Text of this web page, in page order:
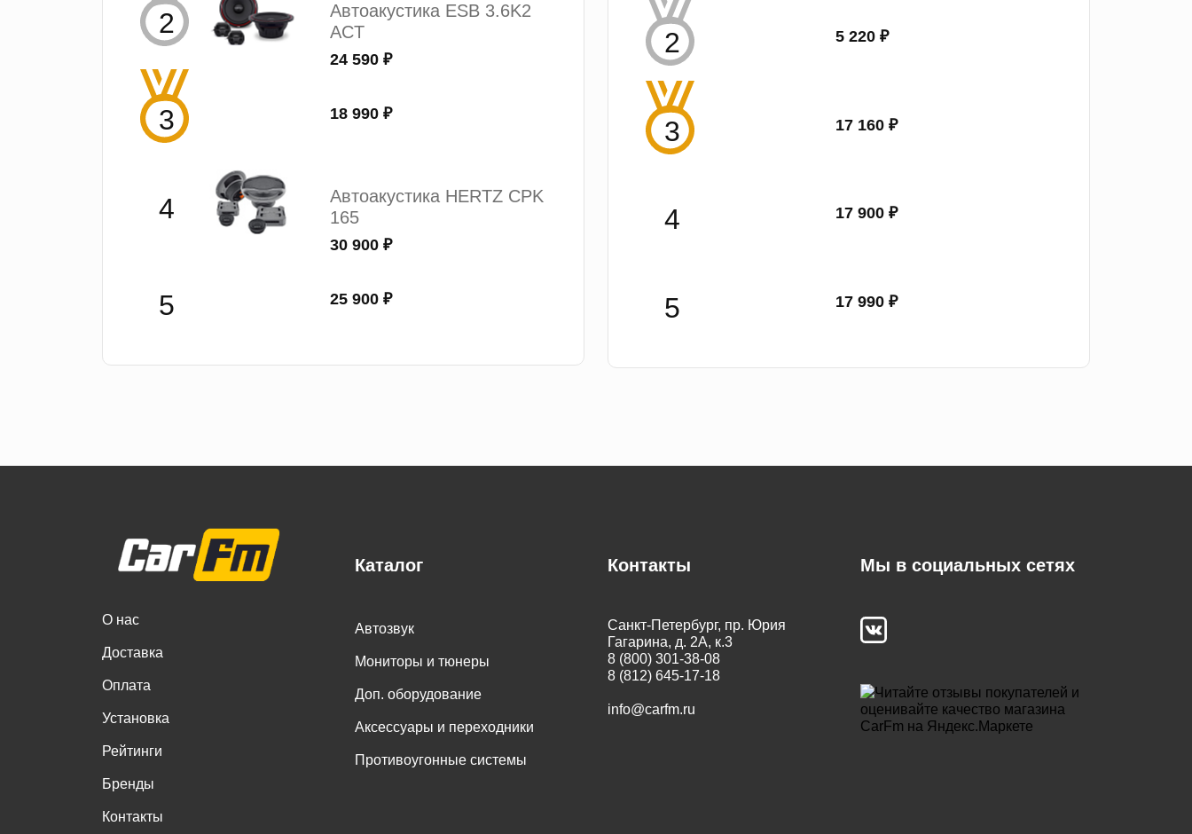
Автоакустика ESB 3.6K2
ACT
24 590 ₽
18 990 ₽
Автоакустика HERTZ CPK
165
30 900 ₽
25 900 ₽
5 220 ₽
17 160 ₽
17 900 ₽
17 990 ₽
О нас
Доставка
Оплата
Установка
Рейтинги
Бренды
Контакты
Каталог
Автозвук
Мониторы и тюнеры
Доп. оборудование
Аксессуары и переходники
Противоугонные системы
Контакты
Санкт-Петербург, пр. Юрия
Гагарина, д. 2А, к.3
8 (800) 301-38-08
8 (812) 645-17-18
info@carfm.ru
Мы в социальных сетях